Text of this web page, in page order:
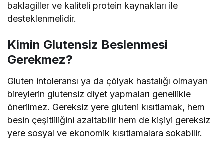
baklagiller ve kaliteli protein kaynakları ile
desteklenmelidir.
Kimin Glutensiz Beslenmesi
Gerekmez?
Gluten intoleransı ya da çölyak hastalığı olmayan
bireylerin glutensiz diyet yapmaları genellikle
önerilmez. Gereksiz yere gluteni kısıtlamak, hem
besin çeşitliliğini azaltabilir hem de kişiyi gereksiz
yere sosyal ve ekonomik kısıtlamalara sokabilir.